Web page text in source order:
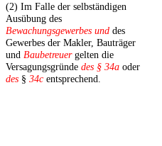
(2) Im Falle der selbständigen
Ausübung des
Bewachungsgewerbes und des
Gewerbes der Makler, Bauträger
und Baubetreuergelten die
Versagungsgründe des § 34a oder
des § 34c entsprechend.